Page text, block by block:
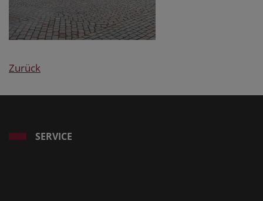
Zurück
SERVICE